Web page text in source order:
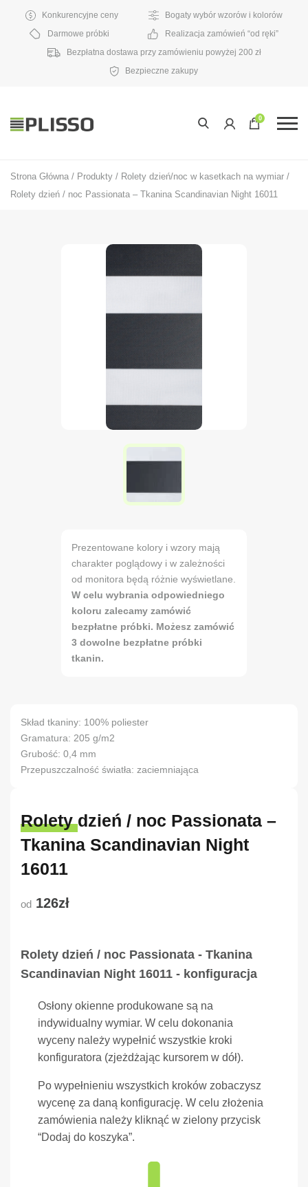
Konkurencyjne ceny
Bogaty wybór wzorów i kolorów
Darmowe próbki
Realizacja zamówień “od ręki”
Bezpłatna dostawa przy zamówieniu powyżej 200 zł
Bezpieczne zakupy
0
Strona Główna / Produkty / Rolety dzień/noc w kasetkach na wymiar /
Rolety dzień / noc Passionata – Tkanina Scandinavian Night 16011
Prezentowane kolory i wzory mają
charakter poglądowy i w zależności
od monitora będą różnie wyświetlane.
W celu wybrania odpowiedniego
koloru zalecamy zamówić
bezpłatne próbki. Możesz zamówić
3 dowolne bezpłatne próbki
tkanin.
Skład tkaniny: 100% poliester
Gramatura: 205 g/m2
Grubość: 0,4 mm
Przepuszczalność światła: zaciemniająca
Rolety dzień / noc Passionata –
Tkanina Scandinavian Night
16011
od 126zł
Rolety dzień / noc Passionata - Tkanina
Scandinavian Night 16011 - konfiguracja
Osłony okienne produkowane są na
indywidualny wymiar. W celu dokonania
wyceny należy wypełnić wszystkie kroki
konfiguratora (zjeżdżając kursorem w dół).
Po wypełnieniu wszystkich kroków zobaczysz
wycenę za daną konfigurację. W celu złożenia
zamówienia należy kliknąć w zielony przycisk
“Dodaj do koszyka”.